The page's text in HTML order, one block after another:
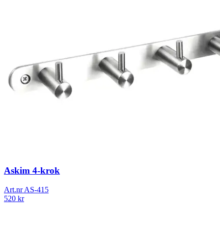
Askim 4-krok
Art.nrAS-415
520 kr